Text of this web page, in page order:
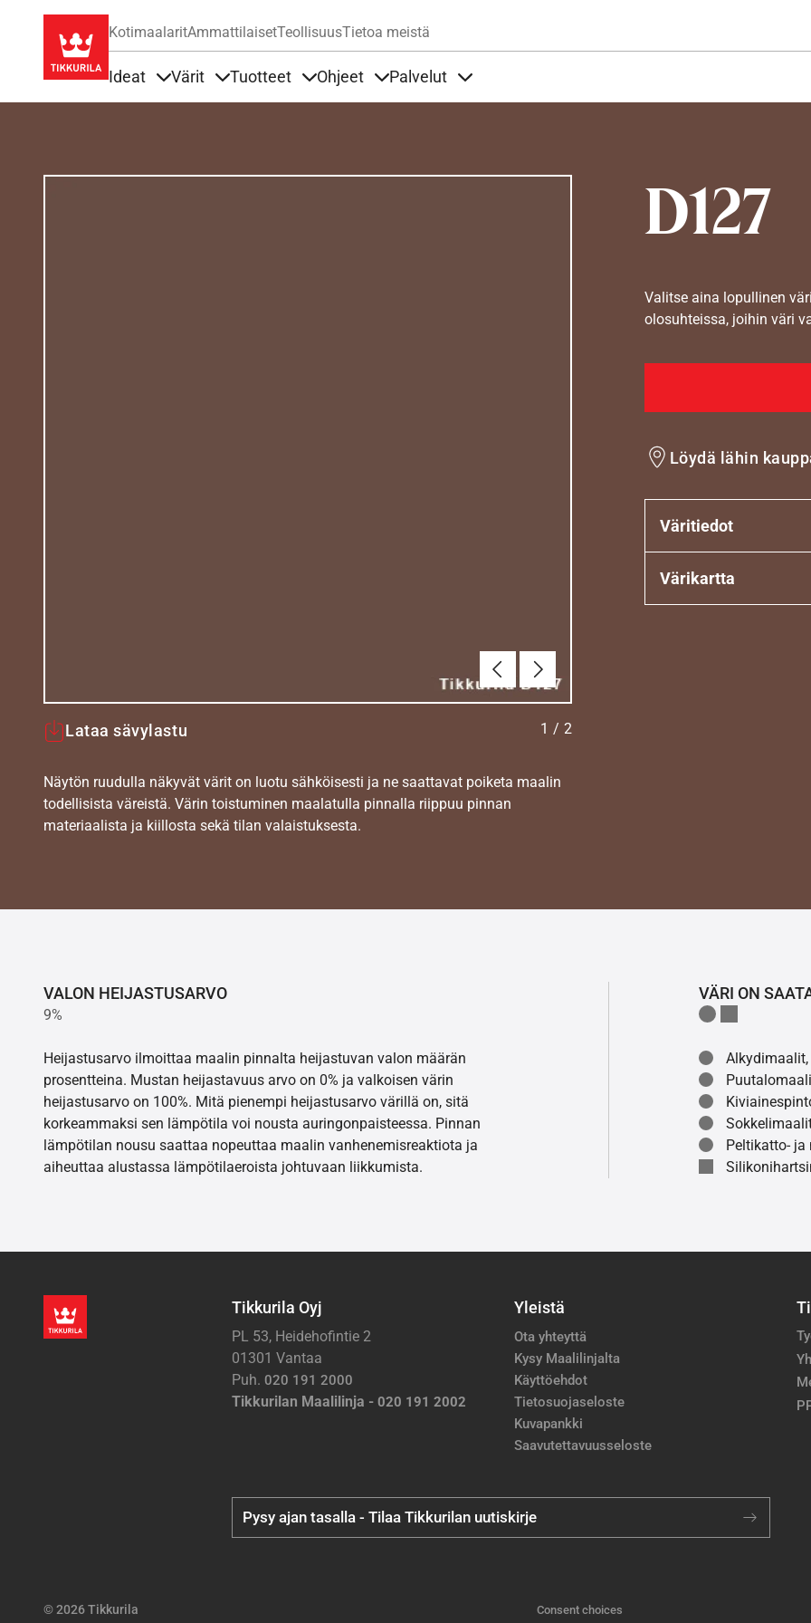
KotimaalaritAmmattilaisetTeollisuusTietoa meistä
Ideat Värit Tuotteet Ohjeet Palvelut
D127
EdellinenSeuraava
Lataa sävylastu 1 / 2
Näytön ruudulla näkyvät värit on luotu sähköisesti ja ne saattavat poiketa maalin
todellisista väreistä. Värin toistuminen maalatulla pinnalla riippuu pinnan
materiaalista ja kiillosta sekä tilan valaistuksesta.
Valitse aina lopullinen
olosuhteissa, joihin väri
Löydä lähin
Väritiedot
Värikartta
VALON HEIJASTUSARVO
9%
Heijastusarvo ilmoittaa maalin pinnalta heijastuvan valon määrän
prosentteina. Mustan heijastavuus arvo on 0% ja valkoisen värin
heijastusarvo on 100%. Mitä pienempi heijastusarvo värillä on, sitä
korkeammaksi sen lämpötila voi nousta auringonpaisteessa. Pinnan
lämpötilan nousu saattaa nopeuttaa maalin vanhenemisreaktiota ja
aiheuttaa alustassa lämpötilaeroista johtuvaan liikkumista.
VÄRI ON
Peltikatto-
Tikkurila Oyj
PL 53, Heidehofintie 2
01301 Vantaa
Puh. 020 191 2000
Tikkurilan Maalilinja - 020 191 2002
Yleistä
Ota yhteyttä
Kysy Maalilinjalta
Käyttöehdot
Tietosuojaseloste
Kuvapankki
Saavutettavuusseloste
Pysy ajan tasalla - Tilaa Tikkurilan uutiskirje
© 2026 Tikkurila Consent choices